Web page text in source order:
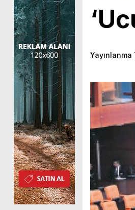
Yayınlanma